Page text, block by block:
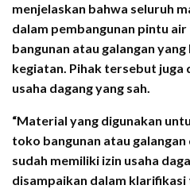
menjelaskan bahwa seluruh
dalam pembangunan pintu
bangunan atau galangan
kegiatan. Pihak tersebut juga
usaha dagang yang sah.
“Material yang digunakan
toko bangunan atau
sudah memiliki izin usaha
disampaikan dalam